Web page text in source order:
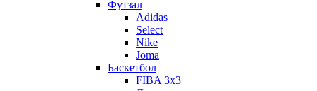
Футзал
Adidas
Select
Nike
Joma
Баскетбол
FIBA 3x3